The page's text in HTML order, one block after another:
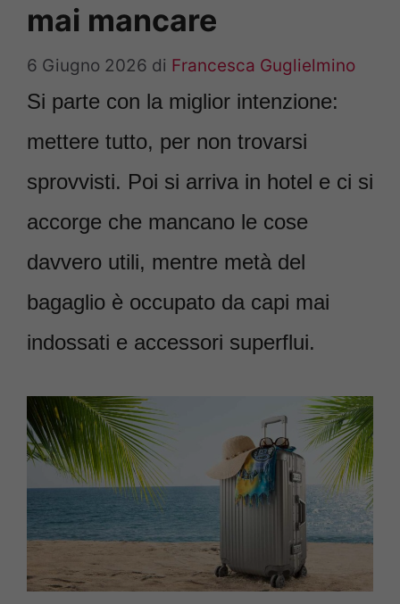
mai mancare
6 Giugno 2026 di Francesca Guglielmino
Si parte con la miglior intenzione:
mettere tutto, per non trovarsi
sprovvisti. Poi si arriva in hotel e ci si
accorge che mancano le cose
davvero utili, mentre metà del
bagaglio è occupato da capi mai
indossati e accessori superflui.